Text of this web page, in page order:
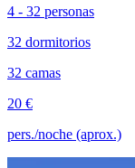
4 - 32 personas
32 dormitorios
32 camas
20 €
pers./noche (aprox.)